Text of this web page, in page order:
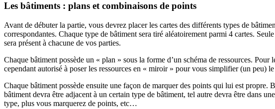
Les bâtiments : plans et combinaisons de points
Avant de débuter la partie, vous devrez placer les cartes des différents types de
correspondantes. Chaque type de bâtiment sera tiré aléatoirement parmi 4 cartes.
sera présent à chacune de vos parties.
Chaque bâtiment possède un « plan » sous la forme d’un schéma de ressources.
cependant autorisé à poser les ressources en « miroir » pour vous simplifier (un peu)
Chaque bâtiment possède ensuite une façon de marquer des points qui lui est
bâtiment devra être adjacent à un certain type de bâtiment, tel autre devra être dans
type, plus vous marquerez de points, etc…